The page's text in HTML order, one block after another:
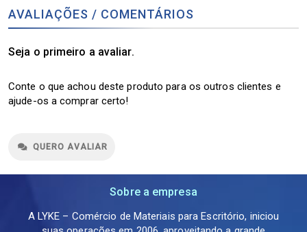
AVALIAÇÕES / COMENTÁRIOS
Seja o primeiro a avaliar.
Conte o que achou deste produto para os outros clientes e
ajude-os a comprar certo!
QUERO AVALIAR
Sobre a empresa
A LYKE – Comércio de Materiais para Escritório, iniciou